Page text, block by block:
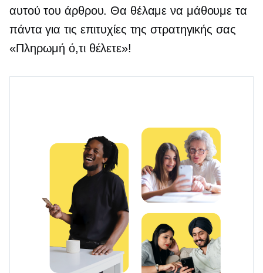
αυτού του άρθρου. Θα θέλαμε να μάθουμε τα
πάντα για τις επιτυχίες της στρατηγικής σας
«Πληρωμή ό,τι θέλετε»!